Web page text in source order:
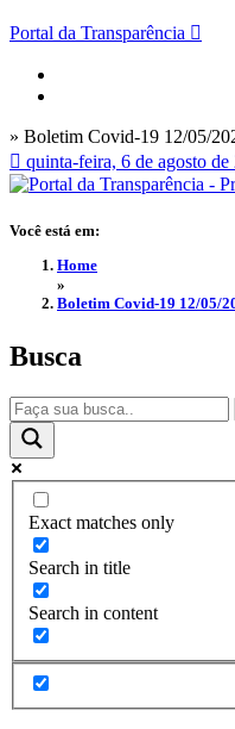
Portal da Transparência
» Boletim Covid-19 12/05/
quinta-feira, 6 de agosto de
Você está em:
Home
»
Boletim Covid-19 12/05/
Busca
Exact matches only
Search in title
Search in content